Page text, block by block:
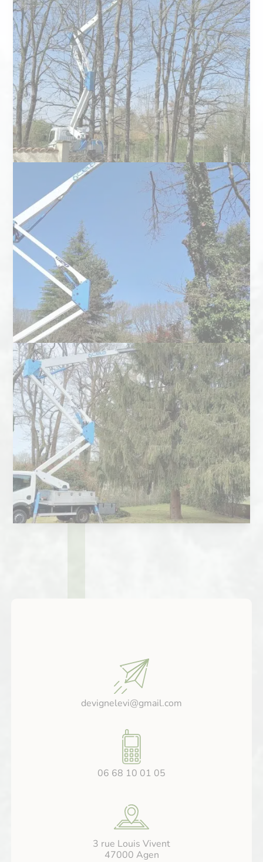
devignelevi@gmail.com
06 68 10 01 05
3 rue Louis Vivent
47000 Agen